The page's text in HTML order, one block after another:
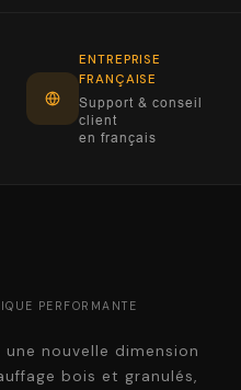
ENTREPRISE
FRANÇAISE
Support & conseil
client
en français
PERFORMANTE
nouvelle dimension
bois et granulés,